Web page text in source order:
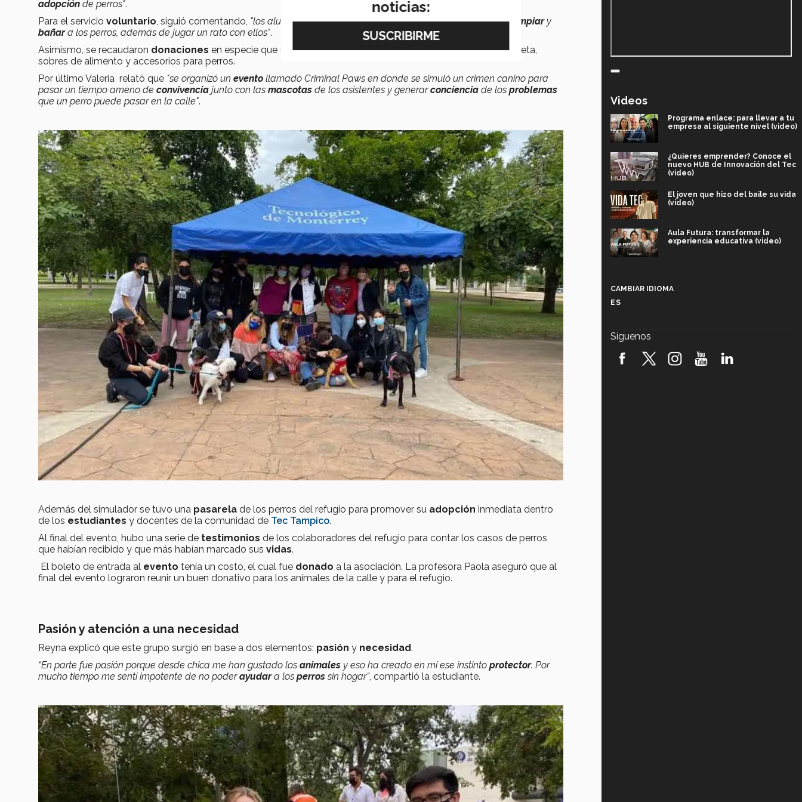
adopción de perros".
Para el servicio voluntario, siguió comentando, "los alumnos del grupo visitaron elrefugioy contribuyeron en limpiary
bañara los perros, además de jugar un rato con ellos".
Asimismo, se recaudaron donaciones en especie que fueranútilespara elrefugio, como costales de croqueta,
sobres de alimento y accesorios para perros.
Por último Valeria relató que "se organizó un evento llamado Criminal Paws en donde se simuló un crimen canino para
pasar un tiempo ameno de convivencia junto con las mascotas de los asistentes y generarconciencia de los problemas
que un perro puede pasar en la calle".
Además del simulador se tuvo una pasarela de los perros del refugio para promover su adopción inmediata dentro
de los estudiantes y docentes de la comunidad de Tec Tampico.
Al final del evento, hubo una serie de testimonios de los colaboradores del refugio para contar los casos de perros
que habían recibido y que más habían marcado sus vidas.
El boleto de entrada al evento tenía un costo, el cual fue donado a la asociación. La profesora Paola aseguró que al
final del evento lograron reunir un buen donativo para los animales de la calle y para el refugio.
Pasión y atención a una necesidad
Reyna explicó que este grupo surgió en base a dos elementos: pasión y necesidad.
“En parte fue pasión porque desde chica me han gustado los animales y eso ha creado en mí ese instinto protector. Por
mucho tiempo me sentí impotente de no poderayudara los perrossin hogar”, compartió la estudiante.
Videos
Programa enlace: para llevar a tu
empresa al siguiente nivel (video)
¿Quieres emprender? Conoce el
nuevo HUB de Innovación del Tec
(video)
El joven que hizo del baile su vida
(video)
Aula Futura: transformar la
experiencia educativa (video)
robótica FIRST 2026! (video)
CAMBIAR IDIOMA
ES
Síguenos
noticias: